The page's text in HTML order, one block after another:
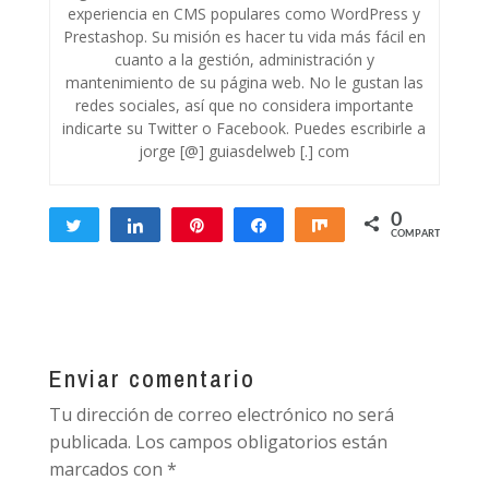
experiencia en CMS populares como WordPress y
Prestashop. Su misión es hacer tu vida más fácil en
cuanto a la gestión, administración y
mantenimiento de su página web. No le gustan las
redes sociales, así que no considera importante
indicarte su Twitter o Facebook. Puedes escribirle a
jorge [@] guiasdelweb [.] com
Twittear Compartir Compartir Compartir
0
COMPARTIR
Enviar comentario
Tu dirección de correo electrónico no será
publicada. Los campos obligatorios están
marcados con *